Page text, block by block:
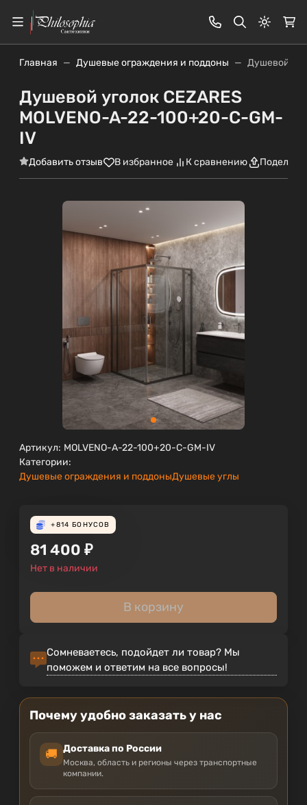
Главная Душевые ограждения и поддоны Душевой
Душевой уголок CEZARES
MOLVENO-A-22-100+20-C-GM-
IV
Добавить отзыв В избранное К сравнению
Артикул: MOLVENO-A-22-100+20-C-GM-IV
Категории:
Душевые ограждения и поддоныДушевые углы
+814 БОНУСОВ
81 400 ₽
Нет в наличии
В корзину
Сомневаетесь, подойдет ли товар? Мы
поможем и ответим на все вопросы!
Почему удобно заказать у нас
🚚 Доставка по России
Москва, область и регионы через транспортные
компании.